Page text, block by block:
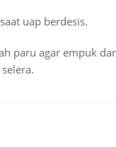
uap berdesis.
paru agar empuk